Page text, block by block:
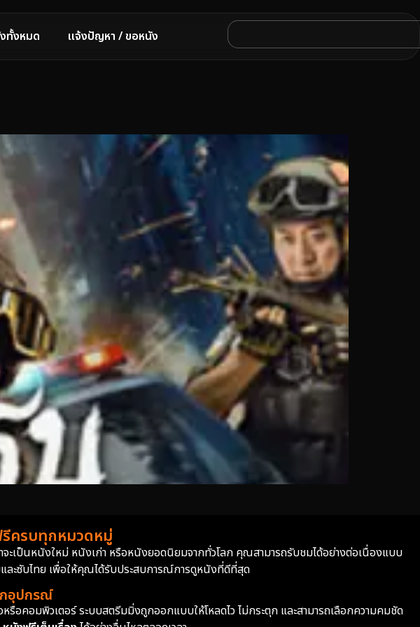
ทั้งหมด แจ้งปัญหา / ขอหนัง
รีครบทุกหมวดหมู่
ะเป็นหนังใหม่ หนังเก่า หรือหนังยอดนิยมจากทั่วโลก คุณสามารถรับชมได้อย่างต่อเนื่องแบบ
ะซับไทย เพื่อให้คุณได้รับประสบการณ์การดูหนังที่ดีที่สุด
อุปกรณ์
อคอมพิวเตอร์ ระบบสตรีมมิ่งถูกออกแบบให้โหลดไว ไม่กระตุก และสามารถเลือกความคมชัด